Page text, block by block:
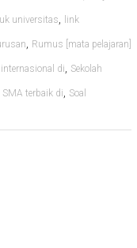
universitas, link
, Rumus [mata pelajaran]
internasional di, Sekolah
SMA terbaik di, Soal